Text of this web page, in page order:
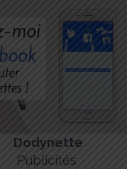
Dodynette
Publicités